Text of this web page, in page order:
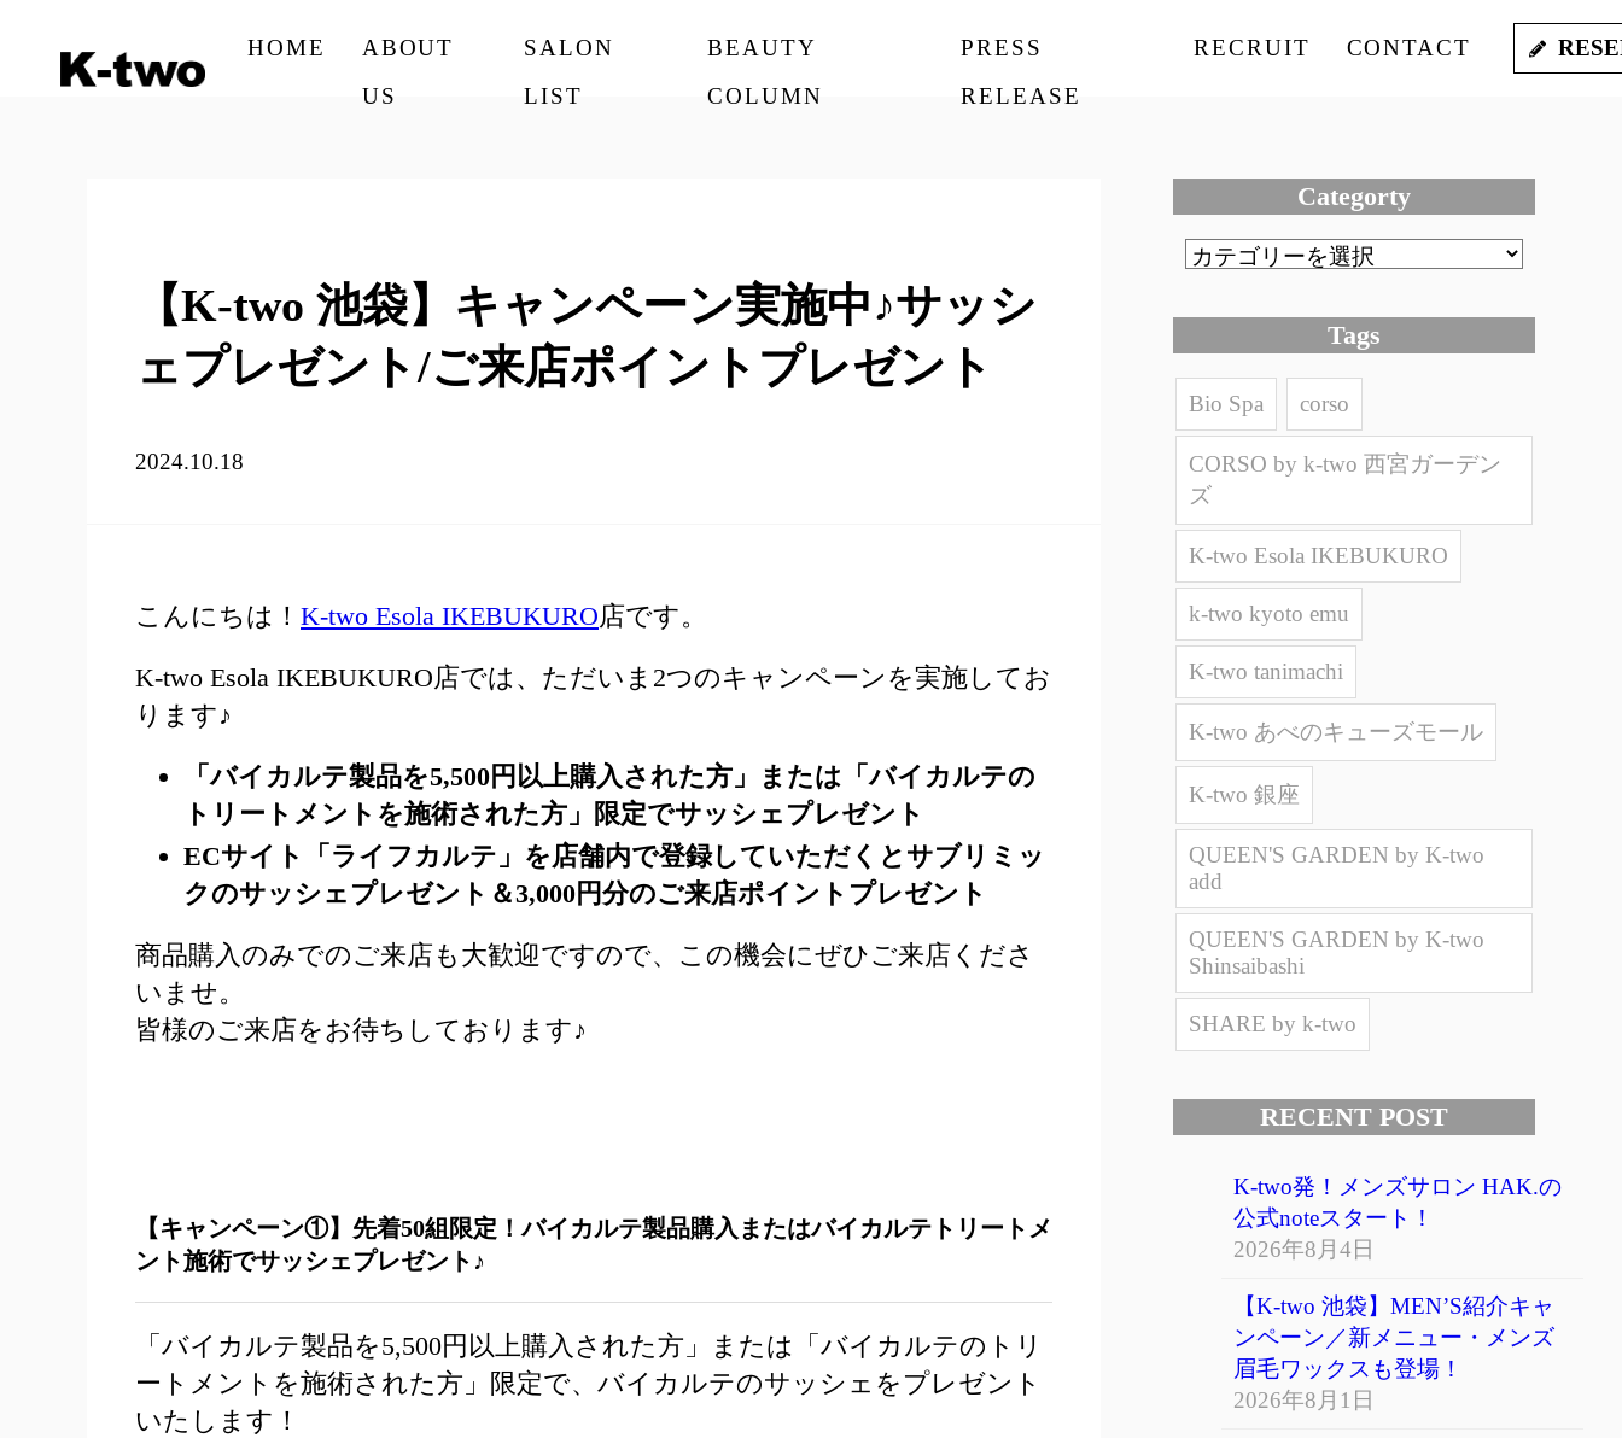
HOME
ABOUT
US
SALON
LIST
BEAUTY
COLUMN
PRESS
RELEASE
RECRUIT CONTACT
【K-two 池袋】キャンペーン実施中♪サッシ
ェプレゼント/ご来店ポイントプレゼント
2024.10.18
こんにちは！ K-two Esola IKEBUKURO店です。
K-two Esola IKEBUKURO店では、ただいま2つのキャンペーンを実施してお
ります♪
「バイカルテ製品を5,500円以上購入された方」または「バイカルテの
トリートメントを施術された方」限定でサッシェプレゼント
ECサイト「ライフカルテ」を店舗内で登録していただくとサブリミッ
クのサッシェプレゼント＆3,000円分のご来店ポイントプレゼント
商品購入のみでのご来店も大歓迎ですので、この機会にぜひご来店くださ
いませ。
皆様のご来店をお待ちしております♪
【キャンペーン①】先着50組限定！バイカルテ製品購入またはバイカルテトリートメ
ント施術でサッシェプレゼント♪
「バイカルテ製品を5,500円以上購入された方」または「バイカルテのトリ
ートメントを施術された方」限定で、バイカルテのサッシェをプレゼント
いたします！
Categorty
Tags
Bio Spa corso
CORSO by k-two 西宮ガーデン
ズ
K-two Esola IKEBUKURO
k-two kyoto emu
K-two tanimachi
K-two あべのキューズモール
K-two 銀座
QUEEN'S GARDEN by K-two
add
QUEEN'S GARDEN by K-two
Shinsaibashi
SHARE by k-two
RECENT POST
K-two発！メンズサロン HAK.の
公式noteスタート！
2026年8月4日
【K-two 池袋】MEN’S紹介キャ
ンペーン／新メニュー・メンズ
眉毛ワックスも登場！
2026年8月1日